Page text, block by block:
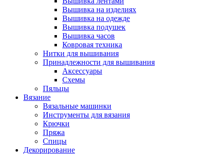
Вышивка на изделиях
Вышивка на одежде
Вышивка подушек
Вышивка часов
Ковровая техника
Нитки для вышивания
Принадлежности для вышивания
Аксессуары
Схемы
Пяльцы
Вязание
Вязальные машинки
Инструменты для вязания
Крючки
Пряжа
Спицы
Декорирование